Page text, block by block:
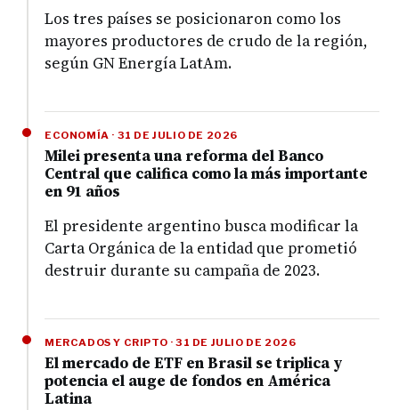
Los tres países se posicionaron como los
mayores productores de crudo de la región,
según GN Energía LatAm.
ECONOMÍA · 31 DE JULIO DE 2026
Milei presenta una reforma del Banco
Central que califica como la más importante
en 91 años
El presidente argentino busca modificar la
Carta Orgánica de la entidad que prometió
destruir durante su campaña de 2023.
MERCADOS Y CRIPTO · 31 DE JULIO DE 2026
El mercado de ETF en Brasil se triplica y
potencia el auge de fondos en América
Latina